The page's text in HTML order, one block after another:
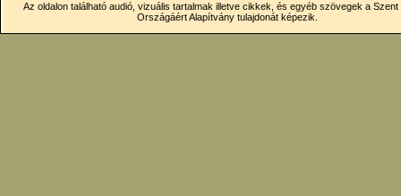
Az oldalon található audió, vizuális tartalmak illetve cikkek, és egyéb szövegek a Szent
Országáért Alapítvány tulajdonát képezik.